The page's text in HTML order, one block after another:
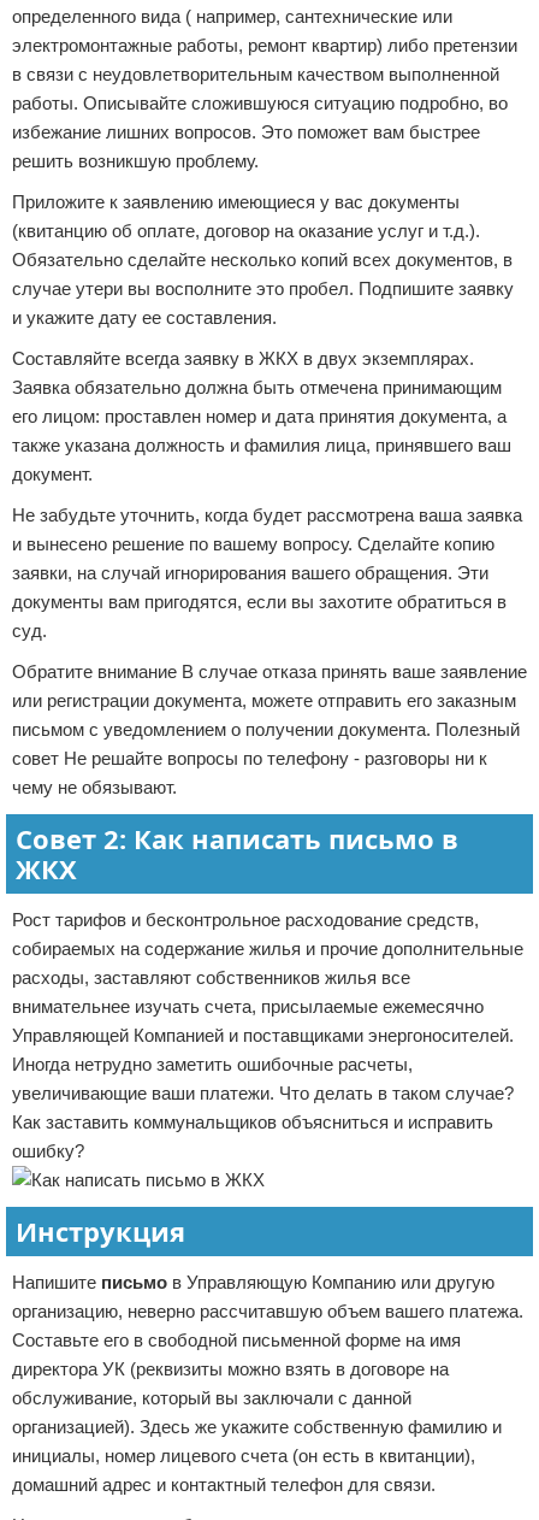
определенного вида ( например, сантехнические или
электромонтажные работы, ремонт квартир) либо претензии
в связи с неудовлетворительным качеством выполненной
работы. Описывайте сложившуюся ситуацию подробно, во
избежание лишних вопросов. Это поможет вам быстрее
решить возникшую проблему.
Приложите к заявлению имеющиеся у вас документы
(квитанцию об оплате, договор на оказание услуг и т.д.).
Обязательно сделайте несколько копий всех документов, в
случае утери вы восполните это пробел. Подпишите заявку
и укажите дату ее составления.
Составляйте всегда заявку в ЖКХ в двух экземплярах.
Заявка обязательно должна быть отмечена принимающим
его лицом: проставлен номер и дата принятия документа, а
также указана должность и фамилия лица, принявшего ваш
документ.
Не забудьте уточнить, когда будет рассмотрена ваша заявка
и вынесено решение по вашему вопросу. Сделайте копию
заявки, на случай игнорирования вашего обращения. Эти
документы вам пригодятся, если вы захотите обратиться в
суд.
Обратите внимание В случае отказа принять ваше заявление
или регистрации документа, можете отправить его заказным
письмом с уведомлением о получении документа. Полезный
совет Не решайте вопросы по телефону - разговоры ни к
чему не обязывают.
Совет 2: Как написать письмо в
ЖКХ
Рост тарифов и бесконтрольное расходование средств,
собираемых на содержание жилья и прочие дополнительные
расходы, заставляют собственников жилья все
внимательнее изучать счета, присылаемые ежемесячно
Управляющей Компанией и поставщиками энергоносителей.
Иногда нетрудно заметить ошибочные расчеты,
увеличивающие ваши платежи. Что делать в таком случае?
Как заставить коммунальщиков объясниться и исправить
ошибку?
Инструкция
Напишите письмо в Управляющую Компанию или другую
организацию, неверно рассчитавшую объем вашего платежа.
Составьте его в свободной письменной форме на имя
директора УК (реквизиты можно взять в договоре на
обслуживание, который вы заключали с данной
организацией). Здесь же укажите собственную фамилию и
инициалы, номер лицевого счета (он есть в квитанции),
домашний адрес и контактный телефон для связи.